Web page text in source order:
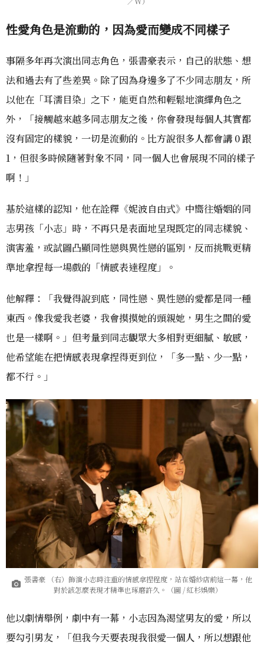
性愛角色是流動的，因為愛而變成不同樣子
事隔多年再次演出同志角色，張書豪表示，自己的狀態、想
法和過去有了些差異。除了因為身邊多了不少同志朋友，所
以他在「耳濡目染」之下，能更自然和輕鬆地演繹角色之
外，「接觸越來越多同志朋友之後，你會發現每個人其實都
沒有固定的樣貌，一切是流動的。比方說很多人都會講 0 跟
1，但很多時候隨著對象不同，同一個人也會展現不同的樣子
啊！」
基於這樣的認知，他在詮釋《妮波自由式》中嚮往婚姻的同
志男孩「小志」時，不再只是表面地呈現既定的同志樣貌、
演害羞，或試圖凸顯同性戀與異性戀的區別，反而挑戰更精
準地拿捏每一場戲的「情感表達程度」。
他解釋：「我覺得說到底，同性戀、異性戀的愛都是同一種
東西。像我愛我老婆，我會摸摸她的頭親她，男生之間的愛
也是一樣啊。」但考量到同志觀眾大多相對更細膩、敏感，
他希望能在把情感表現拿捏得更到位，「多一點、少一點，
都不行。」
張書豪 （右）飾演小志時注重的情感拿捏程度，站在婚紗店前這一幕，他
對於該怎麼表現才精準也琢磨許久。（圖 / 紅杉娛樂）
他以劇情舉例，劇中有一幕，小志因為渴望男友的愛，所以
要勾引男友，「但我今天要表現我很愛一個人，所以想跟他